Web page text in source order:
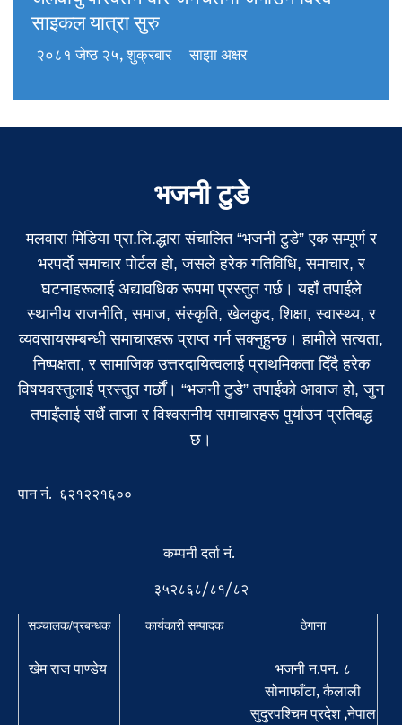
साइकल यात्रा सुरु
२०८१ जेष्ठ २५, शुक्रबार साझा अक्षर
भजनी टुडे
मलवारा मिडिया प्रा.लि.द्धारा संचालित “भजनी टुडे” एक सम्पूर्ण र
भरपर्दो समाचार पोर्टल हो, जसले हरेक गतिविधि, समाचार, र
घटनाहरूलाई अद्यावधिक रूपमा प्रस्तुत गर्छ। यहाँ तपाईंले
स्थानीय राजनीति, समाज, संस्कृति, खेलकुद, शिक्षा, स्वास्थ्य, र
व्यवसायसम्बन्धी समाचारहरू प्राप्त गर्न सक्नुहुन्छ। हामीले सत्यता,
निष्पक्षता, र सामाजिक उत्तरदायित्वलाई प्राथमिकता दिँदै हरेक
विषयवस्तुलाई प्रस्तुत गर्छौं। “भजनी टुडे” तपाईंको आवाज हो, जुन
तपाईंलाई सधैं ताजा र विश्वसनीय समाचारहरू पुर्याउन प्रतिबद्ध
छ।
पान नं. ६२१२२१६००
कम्पनी दर्ता नं.
३५२८६८/८१/८२
सञ्चालक/प्रबन्धक
खेम राज पाण्डेय
कार्यकारी सम्पादक ठेगाना
भजनी न.पन. ८
सोनाफाँटा, कैलाली
सुदुरपश्चिम प्रदेश ,नेपाल